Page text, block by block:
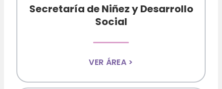
Secretaría de Niñez y Desarrollo
Social
VER ÁREA >